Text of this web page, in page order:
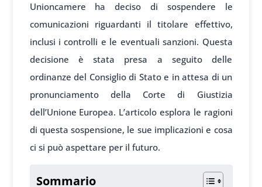
Unioncamere ha deciso di sospendere le
comunicazioni riguardanti il titolare effettivo,
inclusi i controlli e le eventuali sanzioni. Questa
decisione è stata presa a seguito delle
ordinanze del Consiglio di Stato e in attesa di un
pronunciamento della Corte di Giustizia
dell’Unione Europea. L’articolo esplora le ragioni
di questa sospensione, le sue implicazioni e cosa
ci si può aspettare per il futuro.
Sommario